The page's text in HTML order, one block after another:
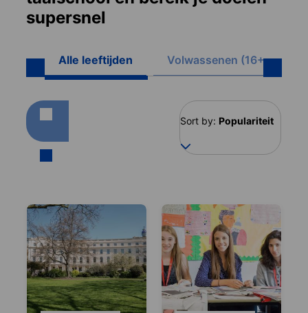
supersnel
Alle leeftijden Volwassenen (16+)
Sort by: Populariteit